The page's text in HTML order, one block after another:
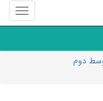
منوی
سایت
استاد
دوم